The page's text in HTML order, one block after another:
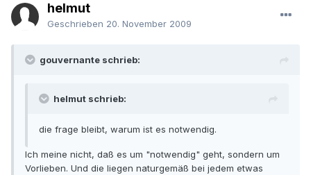
helmut
Geschrieben 20. November 2009
gouvernante schrieb:
helmut schrieb:
die frage bleibt, warum ist es notwendig.
Ich meine nicht, daß es um "notwendig" geht, sondern um
Vorlieben. Und die liegen naturgemäß bei jedem etwas